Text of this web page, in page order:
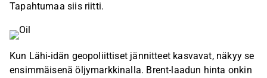
Tapahtumaa siis riitti.
Kun Lähi-idän geopoliittiset jännitteet kasvavat, näkyy se
ensimmäisenä öljymarkkinalla. Brent-laadun hinta onkin